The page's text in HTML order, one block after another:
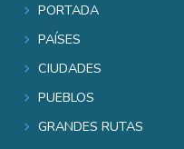
Portada
Países
Ciudades
Pueblos
Grandes rutas